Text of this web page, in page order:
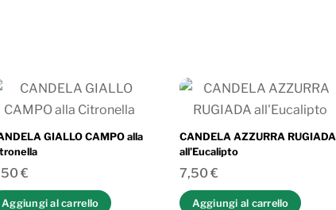
GIALLO CAMPO alla
€
Aggiungi al carrello
CANDELA AZZURRA RUGIADA
all’Eucalipto
7,50€
Aggiungi al carrello